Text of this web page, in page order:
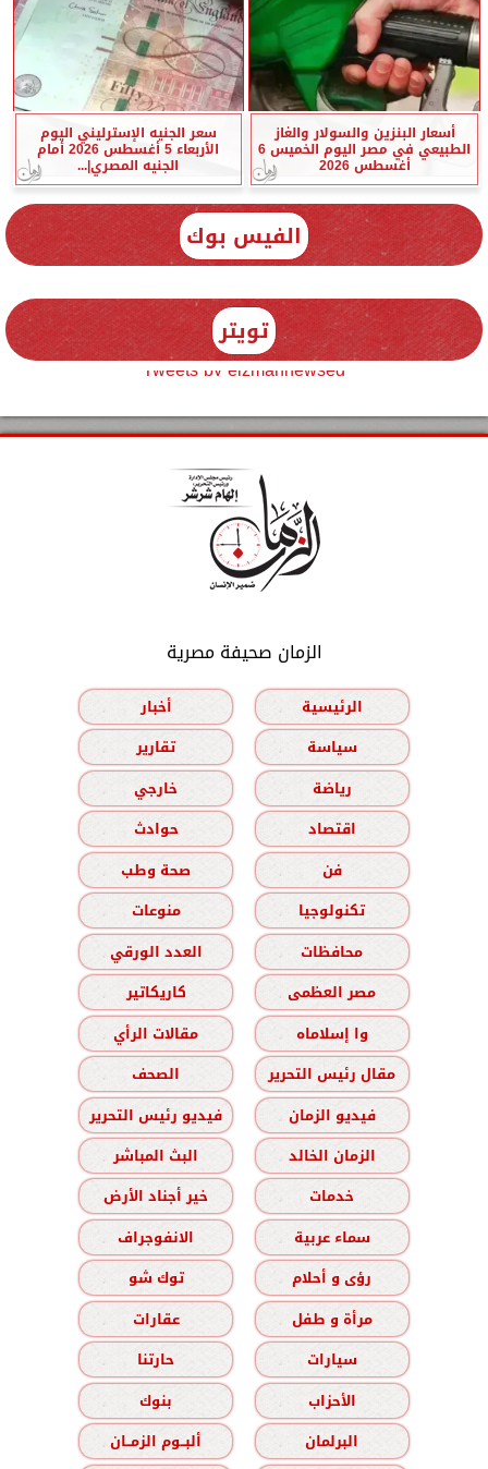
أسعار البنزين والسولار والغاز
الطبيعي في مصر اليوم الخميس 6
أغسطس 2026
سعر الجنيه الإسترليني اليوم
الأربعاء 5 أغسطس 2026 أمام
الجنيه المصري|...
الفيس بوك
تويتر
Tweets by elzmannewseg
الزمان صحيفة مصرية
الرئيسية
أخبار
سياسة
تقارير
رياضة
خارجي
اقتصاد
حوادث
فن
صحة وطب
تكنولوجيا
منوعات
محافظات
العدد الورقي
مصر العظمى
كاريكاتير
وا إسلاماه
مقالات الرأي
مقال رئيس التحرير
الصحف
فيديو الزمان
فيديو رئيس التحرير
الزمان الخالد
البث المباشر
خدمات
خير أجناد الأرض
سماء عربية
الانفوجراف
رؤى و أحلام
توك شو
مرأة و طفل
عقارات
سيارات
حارتنا
الأحزاب
بنوك
البرلمان
ألبــوم الزمــان